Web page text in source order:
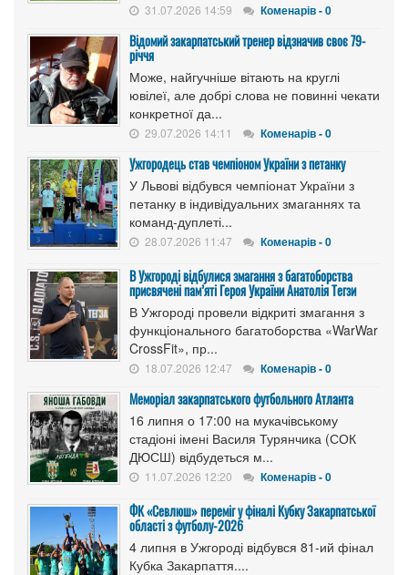
31.07.2026 14:59 Коменарів - 0
Відомий закарпатський тренер відзначив своє 79-
річчя
Може, найгучніше вітають на круглі
ювілеї, але добрі слова не повинні чекати
конкретної да...
29.07.2026 14:11 Коменарів - 0
Ужгородець став чемпіоном України з петанку
У Львові відбувся чемпіонат України з
петанку в індивідуальних змаганнях та
команд-дуплеті...
28.07.2026 11:47 Коменарів - 0
В Ужгороді відбулися змагання з багатоборства
присвячені пам’яті Героя України Анатолія Тегзи
В Ужгороді провели відкриті змагання з
функціонального багатоборства «WarWar
CrossFit», пр...
18.07.2026 12:47 Коменарів - 0
Меморіал закарпатського футбольного Атланта
16 липня о 17:00 на мукачівському
стадіоні імені Василя Турянчика (СОК
ДЮСШ) відбудеться м...
11.07.2026 12:20 Коменарів - 0
ФК «Севлюш» переміг у фіналі Кубку Закарпатської
області з футболу-2026
4 липня в Ужгороді відбувся 81-ий фінал
Кубка Закарпаття....